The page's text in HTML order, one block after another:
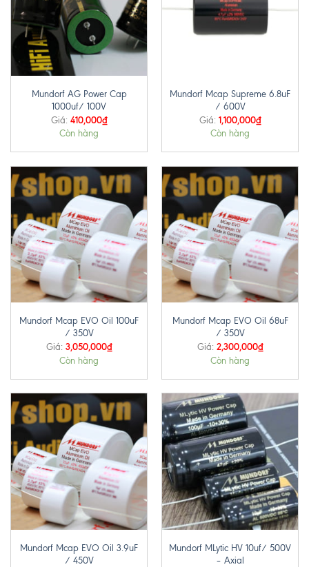
Mundorf AG Power Cap
1000uf/ 100V
Giá: 410,000₫
Còn hàng
Mundorf Mcap Supreme 6.8uF
/ 600V
Giá: 1,100,000₫
Còn hàng
Mundorf Mcap EVO Oil 100uF
/ 350V
Giá: 3,050,000₫
Còn hàng
Mundorf Mcap EVO Oil 68uF
/ 350V
Giá: 2,300,000₫
Còn hàng
Mundorf Mcap EVO Oil 3.9uF
/ 450V
Mundorf MLytic HV 10uf/ 500V
– Axial